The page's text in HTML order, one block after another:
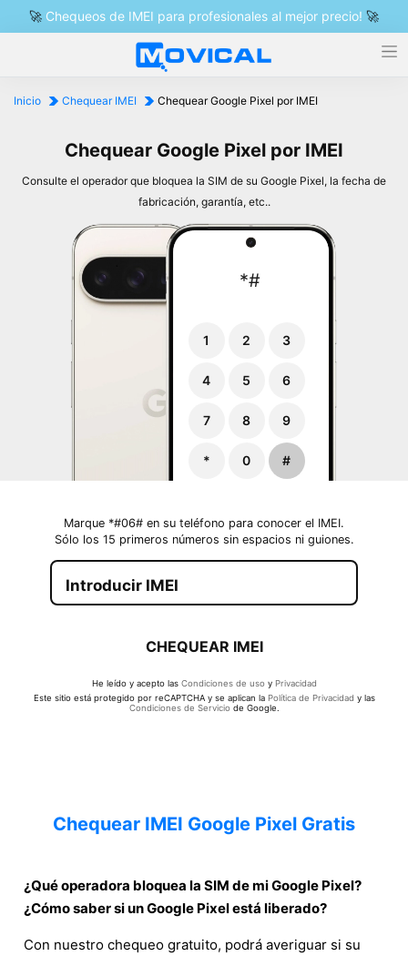
🚀 Chequeos de IMEI para profesionales al mejor precio! 🚀
Inicio Chequear IMEI Chequear Google Pixel por IMEI
Chequear Google Pixel por IMEI
Consulte el operador que bloquea la SIM de su Google Pixel, la fecha de
fabricación, garantía, etc..
Marque *#06# en su teléfono para conocer el IMEI.
Sólo los 15 primeros números sin espacios ni guiones.
CHEQUEAR IMEI
He leído y acepto las Condiciones de usoy Privacidad
Este sitio está protegido por reCAPTCHA y se aplican la Política de Privacidad y las
Condiciones de Serviciode Google.
*#
1 2 3
4 5 6
7 8 9
* 0 #
Chequear IMEI Google Pixel Gratis
¿Qué operadora bloquea la SIM de mi Google Pixel?
¿Cómo saber si un Google Pixel está liberado?
Con nuestro chequeo gratuito, podrá averiguar si su